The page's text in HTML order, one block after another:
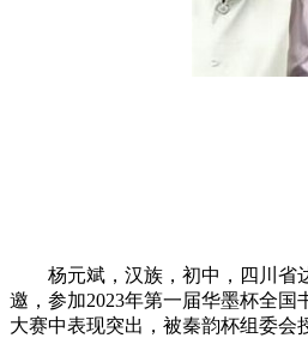
杨元斌，汉族，初中，四川省达
邀，参加2023年第一届华墨杯全国
大赛中表现突出，被秦韵杯组委会